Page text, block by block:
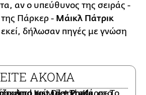
αν ο υπεύθυνος της σειράς -
της Πάρκερ - Μάικλ Πάτρικ
εκεί, δήλωσαν πηγές με γνώση
ΑΚΟΜΑ